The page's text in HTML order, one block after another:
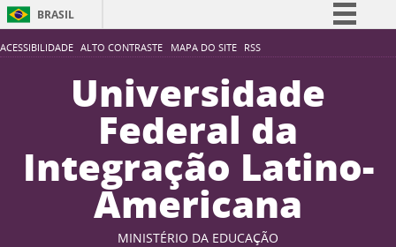
ACESSIBILIDADE ALTO CONTRASTE MAPA DO SITE RSS
BRASIL
Simplifique!
Participe
Acesso à informação
Legislação
Canais
Universidade
Federal da
Integração Latino-
Americana
MINISTÉRIO DA EDUCAÇÃO